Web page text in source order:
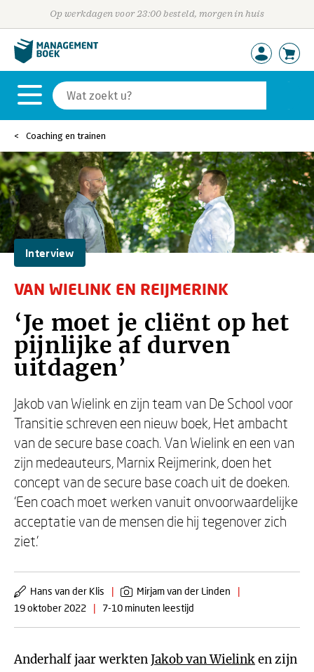
Op werkdagen voor 23:00 besteld, morgen in huis
Coaching en trainen
Interview
VAN WIELINK EN REIJMERINK
‘Je moet je cliënt op het
pijnlijke af durven
uitdagen’
Jakob van Wielink en zijn team van De School voor
Transitie schreven een nieuw boek, Het ambacht
van de secure base coach. Van Wielink en een van
zijn medeauteurs, Marnix Reijmerink, doen het
concept van de secure base coach uit de doeken.
‘Een coach moet werken vanuit onvoorwaardelijke
acceptatie van de mensen die hij tegenover zich
ziet.’
Hans van der Klis | Mirjam van der Linden
|
19 oktober 2022
| 7-10 minuten leestijd
Anderhalf jaar werktenJakob van Wielinken zijn